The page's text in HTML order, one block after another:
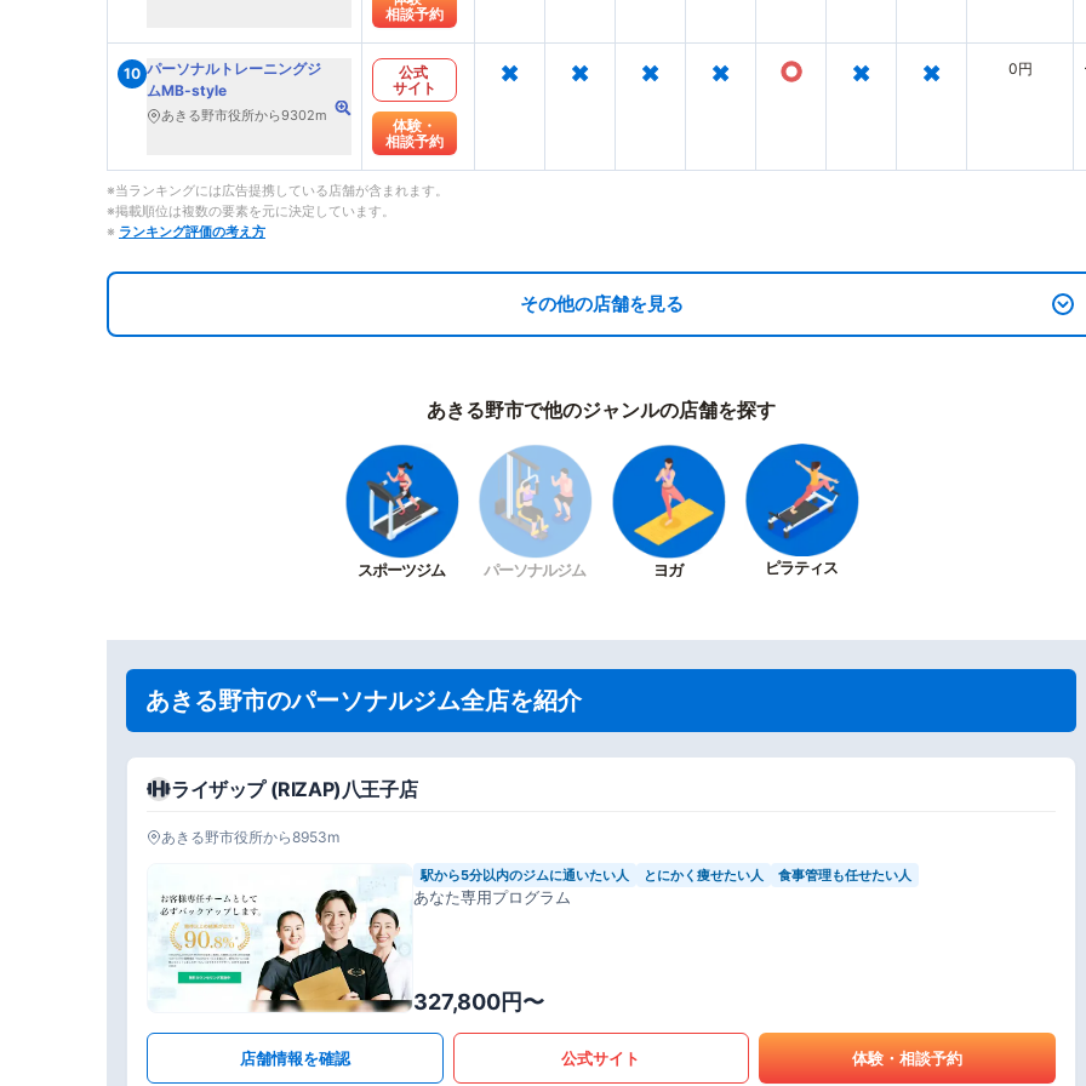
相談予約
10 パーソナルトレーニングジ
ムMB-style
あきる野市役所から9302m
公式
サイト
体験・
相談予約
× × × × ○ × × 0円
※当ランキングには広告提携している店舗が含まれます。
※掲載順位は複数の要素を元に決定しています。
※ ランキング評価の考え方
その他の店舗を見る
あきる野市で他のジャンルの店舗を探す
スポーツジム パーソナルジム ヨガ ピラティス
あきる野市のパーソナルジム全店を紹介
ライザップ (RIZAP)八王子店
あきる野市役所から8953m
駅から5分以内のジムに通いたい人 とにかく痩せたい人 食事管理も任せたい人
あなた専用プログラム
327,800円〜
店舗情報を確認 公式サイト 体験・相談予約